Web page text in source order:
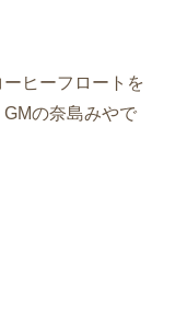
ヒーフロートを
GMの奈島みやで